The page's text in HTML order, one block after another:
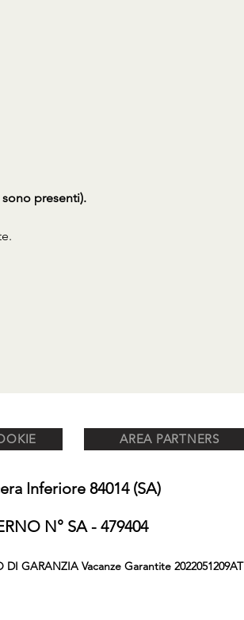
sono presenti).
AREA PARTNERS
Inferiore 84014 (SA)
N° SA - 479404
GARANZIA Vacanze Garantite 2022051209AT